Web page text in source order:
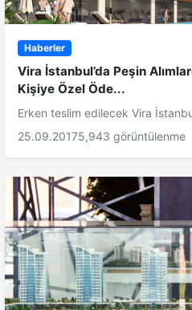
Haberler
Vira İstanbul’da Peşin
Kişiye Özel Öde...
Erken teslim edilecek Vira
25.09.20175,943 görüntülenme